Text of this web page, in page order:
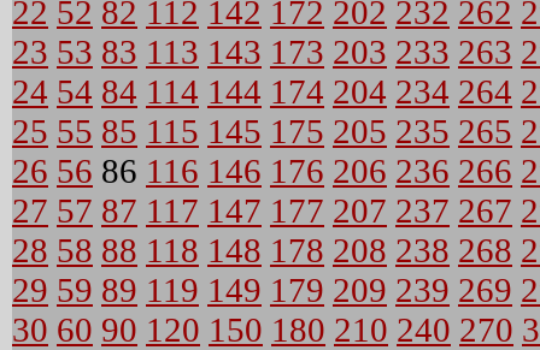
22 52 82 112 142 172 202 232 262
23 53 83 113 143 173 203 233 263
24 54 84 114 144 174 204 234 264
25 55 85 115 145 175 205 235 265
26 56 86 116 146 176 206 236 266
27 57 87 117 147 177 207 237 267
28 58 88 118 148 178 208 238 268
29 59 89 119 149 179 209 239 269
30 60 90 120 150 180 210 240 270